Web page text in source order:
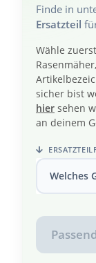
Finde in
Ersatzteil
Wähle
sicher bist
hier sehen
an deinem
Welches